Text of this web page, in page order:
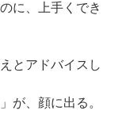
に、上手くでき
とアドバイスし
が、顔に出る。